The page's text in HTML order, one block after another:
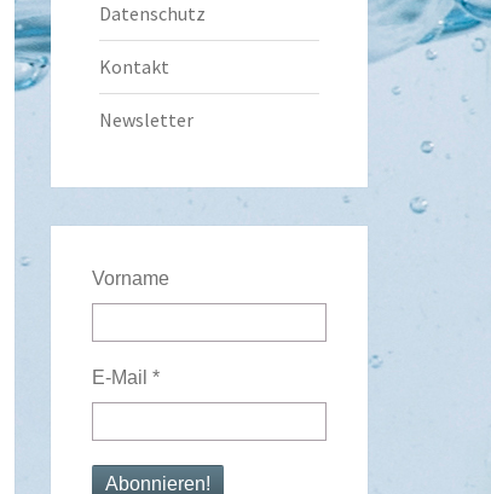
Datenschutz
Kontakt
Newsletter
Vorname
E-Mail *